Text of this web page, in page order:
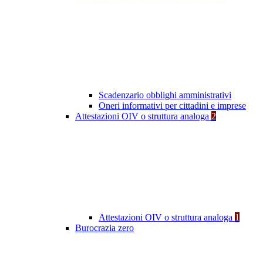
Scadenzario obblighi amministrativi
Oneri informativi per cittadini e imprese
Attestazioni OIV o struttura analoga 2
Attestazioni OIV o struttura analoga 1
Burocrazia zero